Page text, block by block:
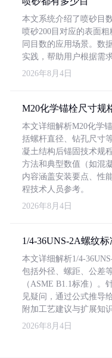
本文系统介绍了喷砂目
喷砂200目对应的表面
同目数的应用场景。数
实践，帮助用户根据需
2026年8月4日
M20化学锚栓尺寸规
本文详细解析M20化学
括螺杆直径、钻孔尺寸
凝土结构后锚固技术规
方法和典型数值（如混
内容涵盖安装要点、性
程技术人员参考。
2026年8月4日
1/4-36UNS-2A螺纹
本文详细解析1/4-
包括外径、螺距、公差
（ASME B1.1标准）。
见疑问，通过公式推导
附加工艺建议与扩展知识
2026年8月4日